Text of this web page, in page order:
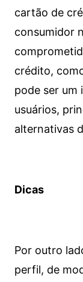
cartão de
consumidor
crédito,
pode ser um
usuários,
alternativas
Dicas
Por outro
perfil, de